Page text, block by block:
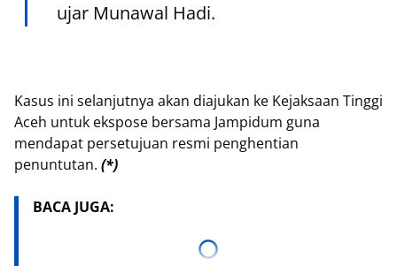
ujar Munawal Hadi.
Kasus ini selanjutnya akan diajukan ke Kejaksaan Tinggi
Aceh untuk ekspose bersama Jampidum guna
mendapat persetujuan resmi penghentian
penuntutan. (*)
BACA JUGA: